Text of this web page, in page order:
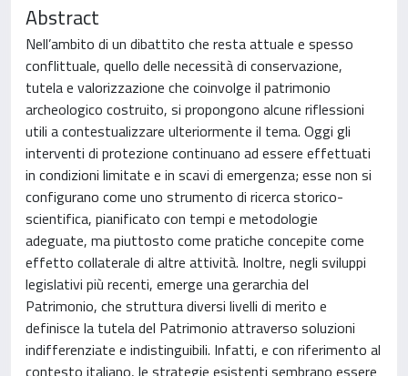
Abstract
Nell’ambito di un dibattito che resta attuale e spesso
conflittuale, quello delle necessità di conservazione,
tutela e valorizzazione che coinvolge il patrimonio
archeologico costruito, si propongono alcune riflessioni
utili a contestualizzare ulteriormente il tema. Oggi gli
interventi di protezione continuano ad essere effettuati
in condizioni limitate e in scavi di emergenza; esse non si
configurano come uno strumento di ricerca storico-
scientifica, pianificato con tempi e metodologie
adeguate, ma piuttosto come pratiche concepite come
effetto collaterale di altre attività. Inoltre, negli sviluppi
legislativi più recenti, emerge una gerarchia del
Patrimonio, che struttura diversi livelli di merito e
definisce la tutela del Patrimonio attraverso soluzioni
indifferenziate e indistinguibili. Infatti, e con riferimento al
contesto italiano, le strategie esistenti sembrano essere